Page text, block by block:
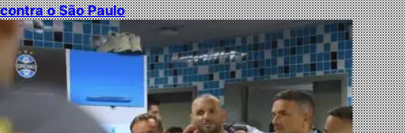
contra o São Paulo